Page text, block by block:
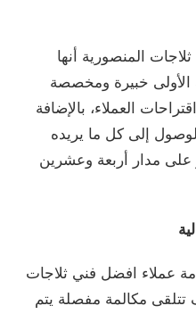
المنصورية أنها
خبيرة ومخصصة
العملاء، بالإضافة
إلى كل ما يريده
على مدار أربعة وعشرين
عملاء افضل فني ثلاجات
مكالمة مفصلة يتم